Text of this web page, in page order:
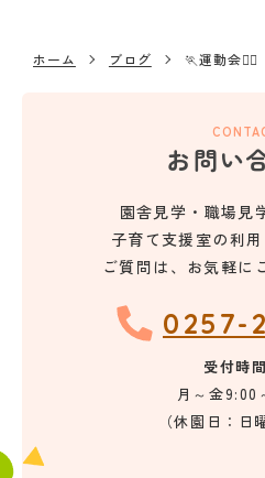
ホーム ブログ 🏃運動会🏃‍♀️
お問い
園舎見学・職場見
子育て支援室の利
ご質問は、お気軽に
0257-
受付時間
月～金9:00
（休園日：日